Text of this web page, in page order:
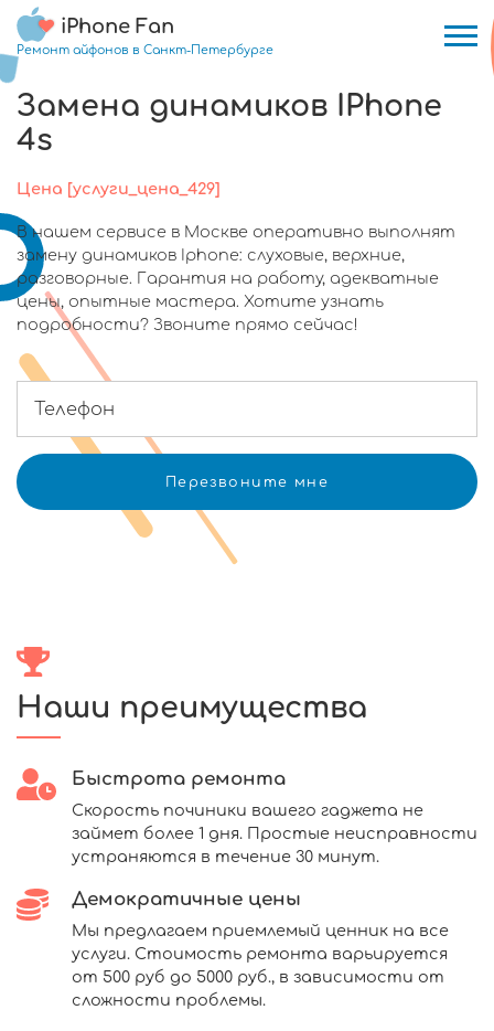
iPhone Fan
Ремонт айфонов в Санкт-Петербурге
Замена динамиков IPhone
4s
Цена [услуги_цена_429]
В нашем сервисе в Москве оперативно выполнят
замену динамиков Iphone: слуховые, верхние,
разговорные. Гарантия на работу, адекватные
цены, опытные мастера. Хотите узнать
подробности? Звоните прямо сейчас!
Наши преимущества
Быстрота ремонта
Скорость починики вашего гаджета не
займет более 1 дня. Простые неисправности
устраняются в течение 30 минут.
Демократичные цены
Мы предлагаем приемлемый ценник на все
услуги. Стоимость ремонта варьируется
от 500 руб до 5000 руб., в зависимости от
сложности проблемы.